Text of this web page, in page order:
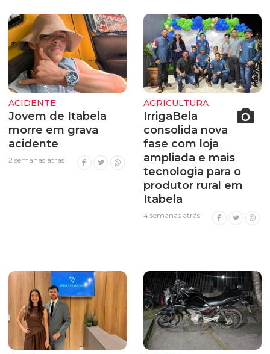
ACIDENTE
Jovem de Itabela
morre em grava
acidente
2 semanas atrás
AGRICULTURA
IrrigaBela
consolida nova
fase com loja
ampliada e mais
tecnologia para o
produtor rural em
Itabela
4 semanas atrás